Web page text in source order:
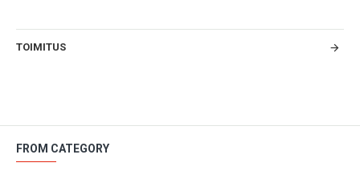
TOIMITUS
FROM CATEGORY